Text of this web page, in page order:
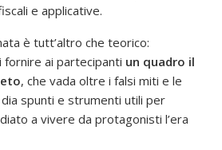
e applicative.
è tutt’altro che teorico:
fornire ai partecipanti un quadro il
, che vada oltre i falsi miti e le
spunti e strumenti utili per
a vivere da protagonisti l’era